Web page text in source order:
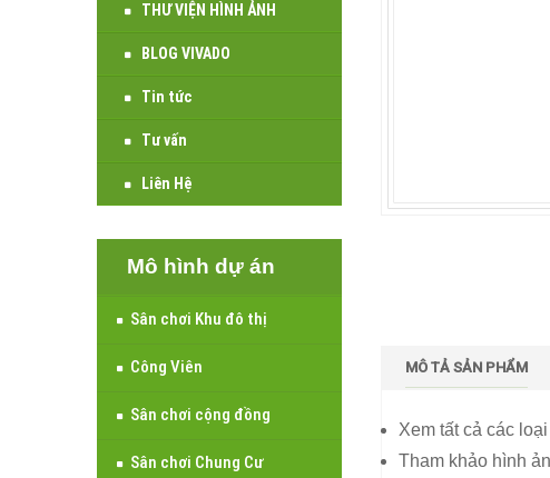
THƯ VIỆN HÌNH ẢNH
BLOG VIVADO
Tin tức
Tư vấn
Liên Hệ
Mô hình dự án
Sân chơi Khu đô thị
Công Viên
Sân chơi cộng đồng
Sân chơi Chung Cư
MÔ TẢ SẢN PHẨM
Xem tất cả các
Tham khảo hình